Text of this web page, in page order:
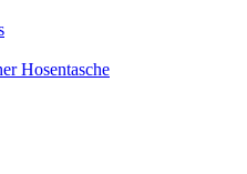
Hosentasche